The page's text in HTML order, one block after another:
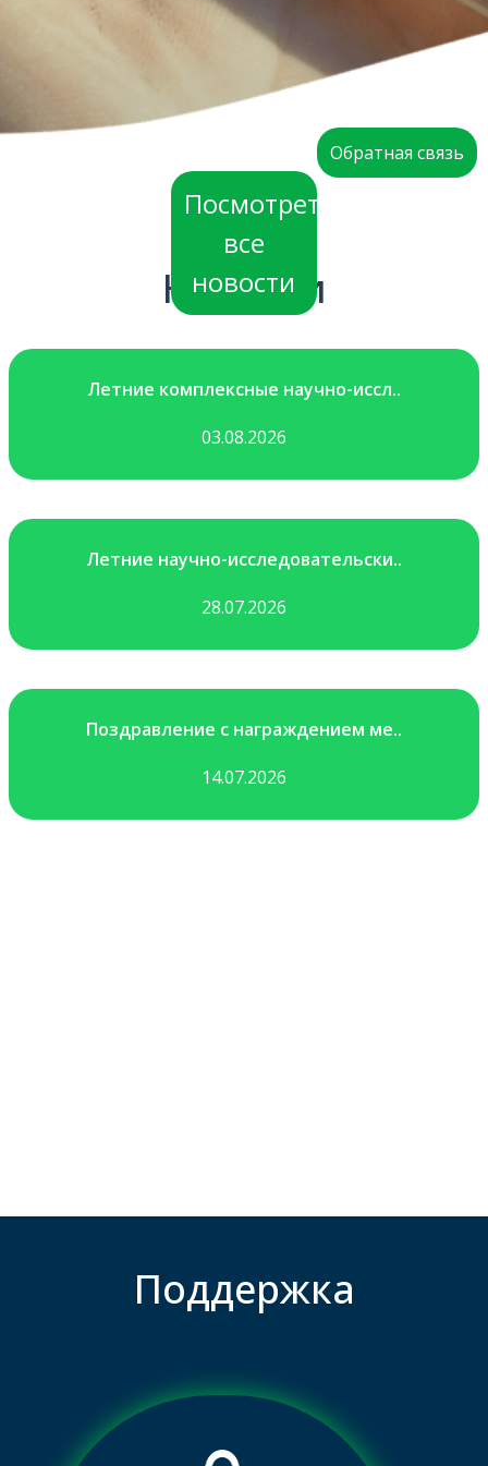
Обратная связь
Новости
Летние комплексные научно-иссл..
03.08.2026
Летние научно-исследовательски..
28.07.2026
Поздравление с награждением ме..
14.07.2026
Посмотреть
все
новости
Поддержка